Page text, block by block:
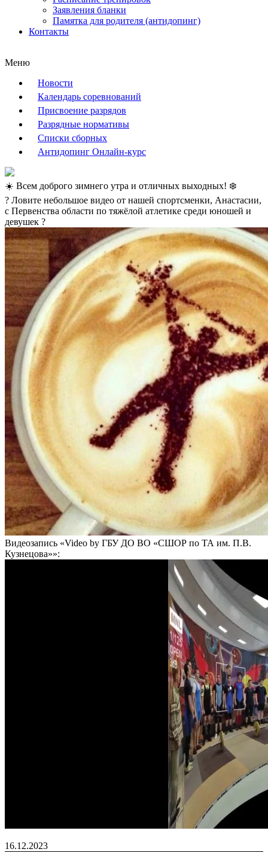
Заявления бланки
Памятка для родителя (антидопинг)
Контакты
Меню
Новости
Календарь соревнований
Присвоение разрядов
Разрядные нормативы
Списки сборных
Антидопинг Онлайн-курс
☀️️ Всем доброго зимнего утра и отличных выходных! ❄️
? Ловите небольшое видео от нашей спортсменки, Анастасии,
с Первенства области по тяжёлой атлетике среди юношей и
девушек ?️
Видеозапись «Video by ГБУ ДО ВО «СШОР по ТА им. П.В.
Кузнецова»»:
16.12.2023